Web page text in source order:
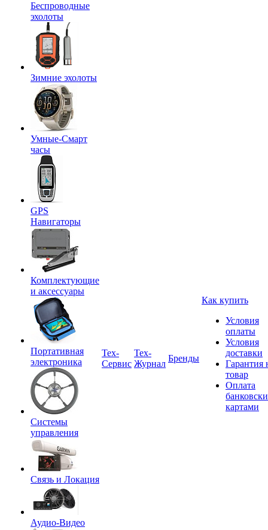
Беспроводные
эхолоты
Зимние эхолоты
Умные-Смарт
часы
GPS
Навигаторы
Комплектующие
и аксессуары
Портативная
электроника
Системы
управления
Связь и Локация
Аудио-Видео
Tex-
Сервис
Тех-
Журнал
Бренды
Как купить
Условия
оплаты
Условия
доставки
Гарантия
товар
Оплата
картами